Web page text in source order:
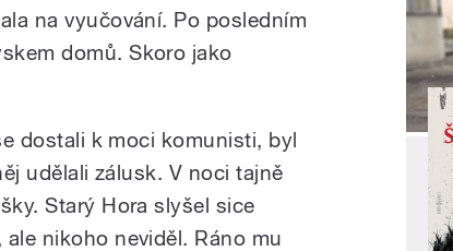
na vyučování. Po posledním
domů. Skoro jako
dostali k moci komunisti, byl
udělali zálusk. V noci tajně
Starý Hora slyšel sice
nikoho neviděl. Ráno mu